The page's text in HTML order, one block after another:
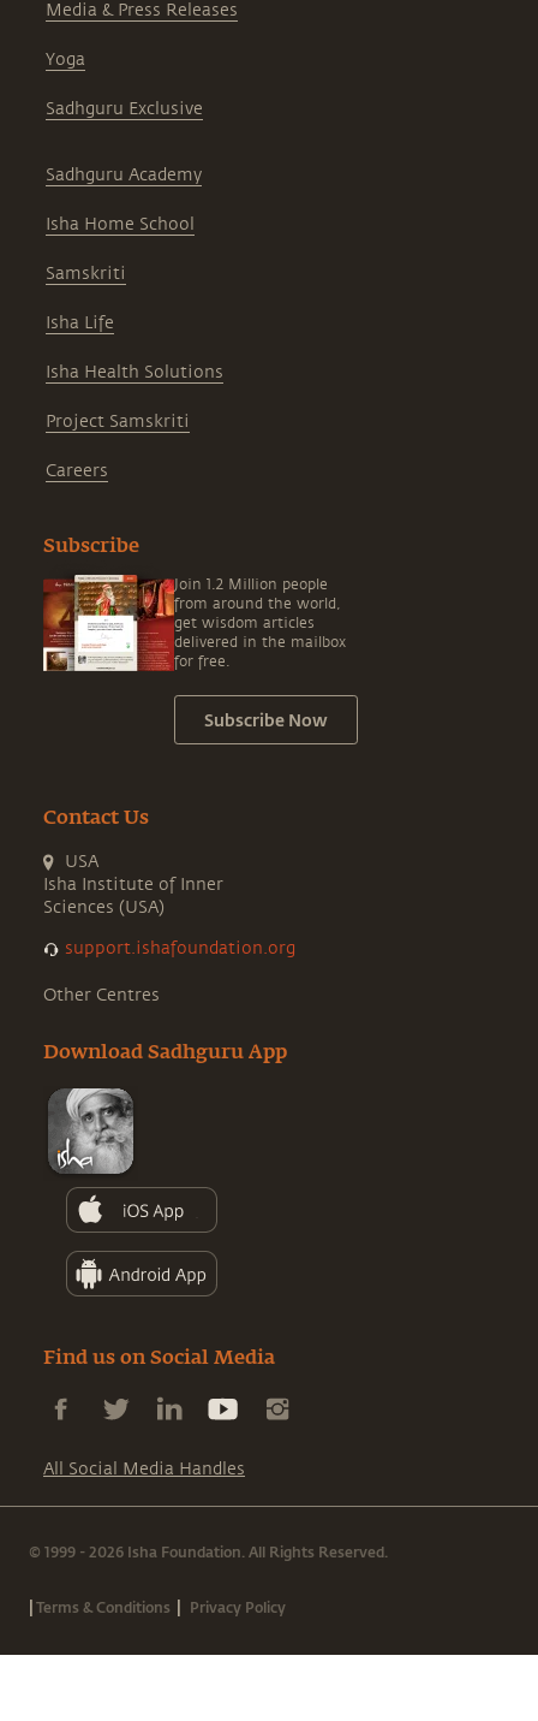
Media & Press Releases
Yoga
Sadhguru Exclusive
Sadhguru Academy
Isha Home School
Samskriti
Isha Life
Isha Health Solutions
Project Samskriti
Careers
Subscribe
Join 1.2 Million people
from around the world,
get wisdom articles
delivered in the mailbox
for free.
Subscribe Now
Contact Us
USA
Isha Institute of Inner
Sciences (USA)
support.ishafoundation.org
Other Centres
Download Sadhguru App
Find us on Social Media
All Social Media Handles
© 1999 - 2026 Isha Foundation. All Rights Reserved.
|Terms & Conditions | Privacy Policy